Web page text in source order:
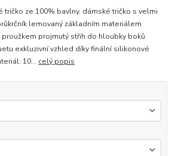
ze 100% bavlny. dámské tričko s velmi
lemovaný základním materiálem
proužkem projmutý střih do hloubky boků
exkluzivní vzhled díky finální silikonové
10... celý popis